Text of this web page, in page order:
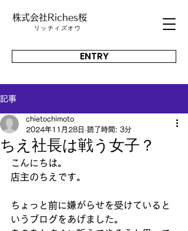
株式会社Riches桜
​リッチィズオウ
ENTRY
記事
ちえ社長は戦う女子？
chietochimoto
2024年11月28日 読了時間: 3分
こんにちは。
店主のちえです。
ちょっと前に嫌がらせを受けていると
いうブログをあげました。